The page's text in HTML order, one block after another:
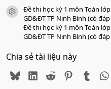
icon tài liệu
Đề thi học kỳ 1 môn Toán
GD&ĐT TP Ninh Bình (có
Đề thi học kỳ 1 môn Toán
GD&ĐT TP Ninh Bình (có
Chia sẻ tài liệu này
BlueskyLinkedIn
Reddit PinterestTumblr